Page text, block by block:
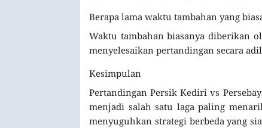
Berapa lama waktu tambahan yang
Waktu tambahan biasanya diberikan
menyelesaikan pertandingan secara
Kesimpulan
Pertandingan Persik Kediri vs
menjadi salah satu laga paling
menyuguhkan strategi berbeda yang